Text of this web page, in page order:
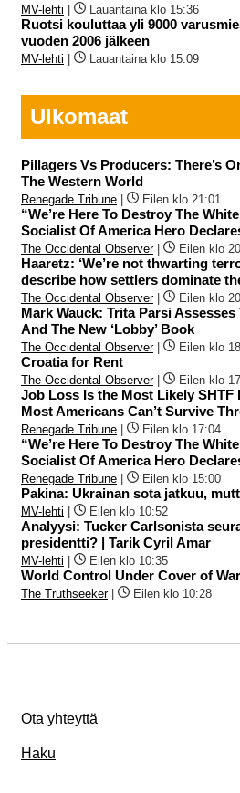
MV-lehti Lauantaina klo 15:36
Ruotsi kouluttaa yli 9000
vuoden 2006 jälkeen
MV-lehti Lauantaina klo 15:09
Ulkomaat
Pillagers Vs Producers: There’s
The Western World
Renegade Tribune | Eilen klo 21:01
“We’re Here To Destroy The
Socialist Of America Hero
The Occidental Observer| Eilen klo
Haaretz: ‘We’re not thwarting
describe how settlers dominate
The Occidental Observer| Eilen klo
Mark Wauck: Trita Parsi
And The New ‘Lobby’ Book
The Occidental Observer| Eilen klo
Croatia for Rent
The Occidental Observer| Eilen klo
Job Loss Is the Most Likely SHTF
Most Americans Can’t Survive
Renegade Tribune | Eilen klo 17:04
“We’re Here To Destroy The
Socialist Of America Hero
Renegade Tribune | Eilen klo 15:00
Pakina: Ukrainan sota jatkuu,
MV-lehti | Eilen klo 10:52
Analyysi: Tucker Carlsonista
presidentti? | Tarik Cyril Amar
MV-lehti | Eilen klo 10:35
World Control Under Cover of War
The Truthseeker| Eilen klo 10:28
Ota yhteyttä
Haku